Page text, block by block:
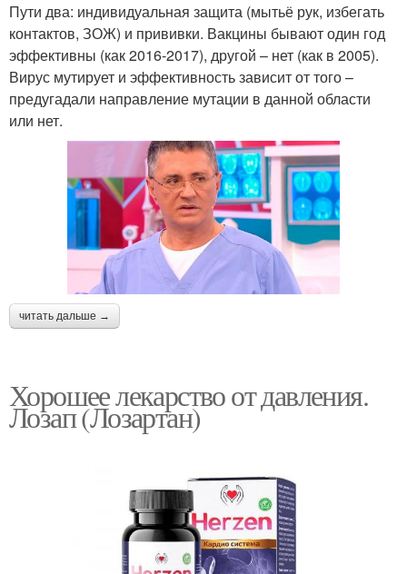
Пути два: индивидуальная защита (мытьё рук, избегать
контактов, ЗОЖ) и прививки. Вакцины бывают один год
эффективны (как 2016-2017), другой – нет (как в 2005).
Вирус мутирует и эффективность зависит от того –
предугадали направление мутации в данной области
или нет.
читать дальше →
Хорошее лекарство от давления.
Лозап (Лозартан)